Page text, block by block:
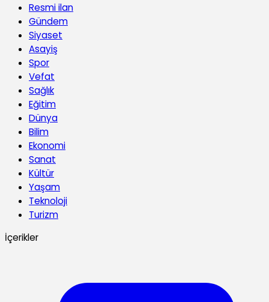
Resmi ilan
Gündem
Siyaset
Asayiş
Spor
Vefat
Sağlık
Eğitim
Dünya
Bilim
Ekonomi
Sanat
Kültür
Yaşam
Teknoloji
Turizm
İçerikler